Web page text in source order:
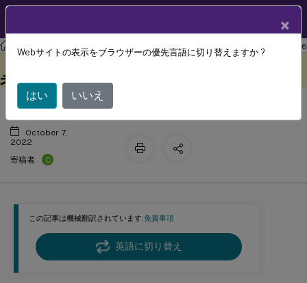
ワークスペース環境管理 Workspace Environment Management 2206
この記事は機械翻訳されています.免責事項
英語に切り替え
デプロイのスケールとサイズに関する
考慮事項
October 7,
2022
寄稿者:
C
×
Webサイトの表示をブラウザーの優先言語に切り替えますか ?
はい いいえ